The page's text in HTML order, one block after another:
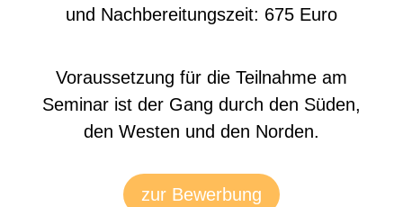
und Nachbereitungszeit: 675 Euro
Voraussetzung für die Teilnahme am
Seminar ist der Gang durch den Süden,
den Westen und den Norden.
zur Bewerbung